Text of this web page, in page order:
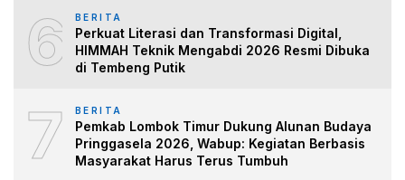
6 BERITA
Perkuat Literasi dan Transformasi Digital,
HIMMAH Teknik Mengabdi 2026 Resmi Dibuka
di Tembeng Putik
7 BERITA
Pemkab Lombok Timur Dukung Alunan Budaya
Pringgasela 2026, Wabup: Kegiatan Berbasis
Masyarakat Harus Terus Tumbuh